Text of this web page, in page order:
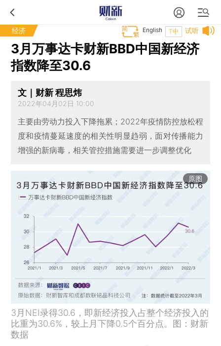
经济 试听
T中
English
3月万事达卡财新BBD中国新经济
指数降至30.6
文｜财新 程思炜
2022年04月02日 10:00
主要由劳动力投入下降拖累；2022年疫情防控放松程
度和疫情蔓延速度的相关性明显趋弱，面对传播能力
增强的新病毒，相关管控措施需要进一步调整优化
原图
3月NEI录得30.6，即新经济投入占整个经济投入的
比重为30.6%，较上月下降0.5个百分点。图：财新
数据